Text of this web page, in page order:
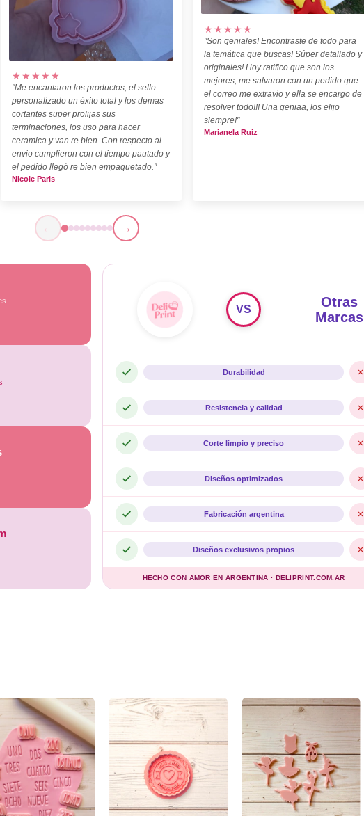
★★★★★
"Me encantaron los productos, el sello
personalizado un éxito total y los demas
cortantes super prolijas sus
terminaciones, los uso para hacer
ceramica y van re bien. Con respecto al
envio cumplieron con el tiempo pautado y
el pedido llegó re bien empaquetado."
Nicole Paris
★★★★★
"Son geniales! Encontraste de todo para
la temática que buscas! Súper detallado y
originales! Hoy ratifico que son los
mejores, me salvaron con un pedido que
el correo me extravio y ella se encargo de
resolver todo!!! Una geniaa, los elijo
siempre!"
Marianela Ruiz
← →
Otras
Marcas
VS
Durabilidad
Resistencia y calidad
Corte limpio y preciso
Diseños optimizados
Fabricación argentina
Diseños exclusivos propios
HECHO CON AMOR EN ARGENTINA · DELIPRINT.COM.AR